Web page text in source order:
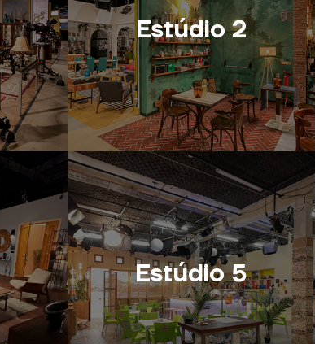
Estúdio 2
Estúdio 5